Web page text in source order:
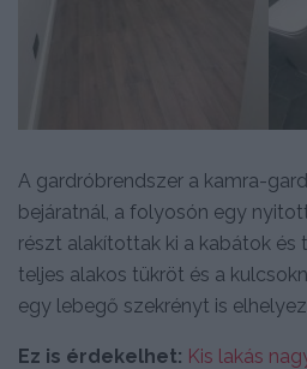
A gardróbrendszer a kamra-
bejáratnál, a folyosón egy
részt alakítottak ki a kabátok és
teljes alakos tükröt és a
egy lebegő szekrényt is
Ez is érdekelhet: Kis lakás